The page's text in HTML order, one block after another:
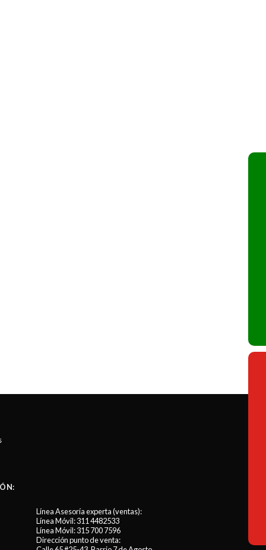
Línea Asesoría experta (ventas):
Línea Móvil:311 4482533
Línea Móvil:315 700 7596
Dirección punto de venta: